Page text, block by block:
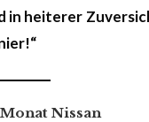
in heiterer
Nissan